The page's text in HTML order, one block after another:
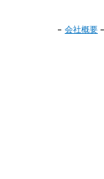
会社概要